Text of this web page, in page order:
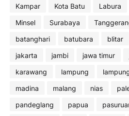
Kampar
Kota Batu Labura
Minsel
Surabaya
batanghari
batubara blitar
jakarta
jambi jawa timur
karawang
lampung
madina
malang nias
pandeglang
papua